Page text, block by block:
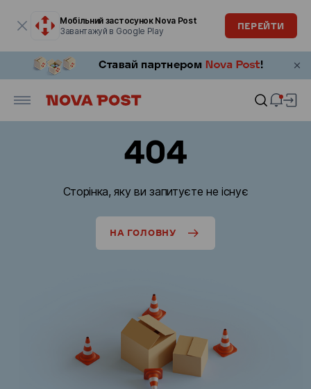
Мобільний застосунок Nova Post
Завантажуй в Google Play
ПЕРЕЙТИ
404
Сторінка, яку ви запитуєте не існує
НА ГОЛОВНУ